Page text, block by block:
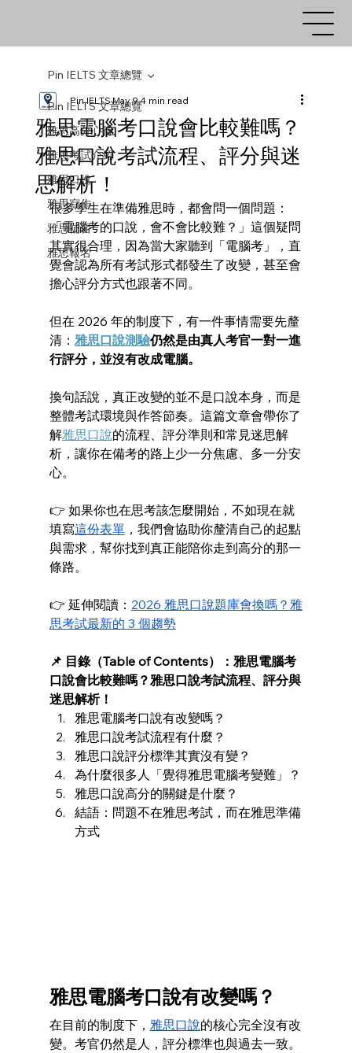
Pin IELTS 文章總覽
雅思高分心得
雅思考試介紹
雅思口說
雅思寫作
雅思補習
雅思報名
Pin IELTS 文章總覽
雅思電腦考口說會比較難嗎？
雅思口說考試流程、評分與迷
思解析！
Pin IELTSMay 94 min read
很多學生在準備雅思時，都會問一個問題：
「電腦考的口說，會不會比較難？」這個疑問
其實很合理，因為當大家聽到「電腦考」，直
覺會認為所有考試形式都發生了改變，甚至會
擔心評分方式也跟著不同。
但在 2026 年的制度下，有一件事情需要先釐
清： 雅思口說測驗仍然是由真人考官一對一進
行評分，並沒有改成電腦。
換句話說，真正改變的並不是口說本身，而是
整體考試環境與作答節奏。這篇文章會帶你了
解雅思口說的流程、評分準則和常見迷思解
析，讓你在備考的路上少一分焦慮、多一分安
心。
👉 如果你也在思考該怎麼開始，不如現在就
填寫這份表單，我們會協助你釐清自己的起點
與需求，幫你找到真正能陪你走到高分的那一
條路。
👉 延伸閱讀： 2026 雅思口說題庫會換嗎？雅
思考試最新的 3 個趨勢
📌 目錄（Table of Contents）：雅思電腦考
口說會比較難嗎？雅思口說考試流程、評分與
迷思解析！
雅思電腦考口說有改變嗎？
雅思口說考試流程有什麼？
雅思口說評分標準其實沒有變？
為什麼很多人「覺得雅思電腦考變難」？
雅思口說高分的關鍵是什麼？
結語：問題不在雅思考試，而在雅思準備
方式
雅思電腦考口說有改變嗎？
在目前的制度下， 雅思口說的核心完全沒有改
變。考官仍然是人，評分標準也與過去一致。